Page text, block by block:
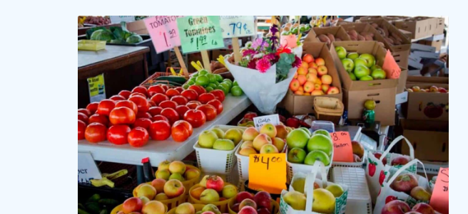
Como migrar de
plataforma de
e-commerce?
O que é
plataforma
digital, como
funciona e quais
são os tipos?
[guia]
44 sites que usam Nuvemshop para te
inspirar a ter o seu negó...